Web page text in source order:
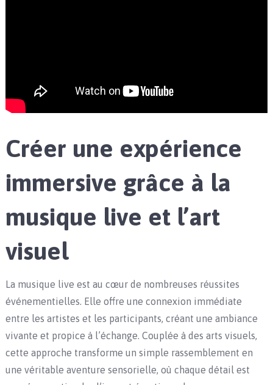
Créer une expérience
immersive grâce à la
musique live et l’art
visuel
La musique live est au cœur de nombreuses réussites
événementielles. Elle offre une connexion immédiate
entre les artistes et les participants, créant une ambiance
vivante et propice à l’échange. Couplée à des arts visuels,
cette approche transforme un simple rassemblement en
une véritable aventure sensorielle, où chaque détail est